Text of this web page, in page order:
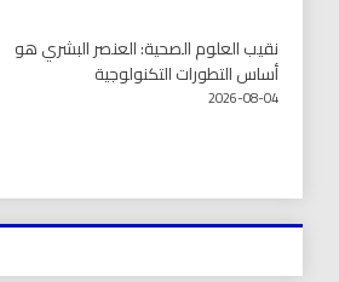
نقيب العلوم الصحية: العنصر البشري هو
أساس التطورات التكنولوجية
2026-08-04